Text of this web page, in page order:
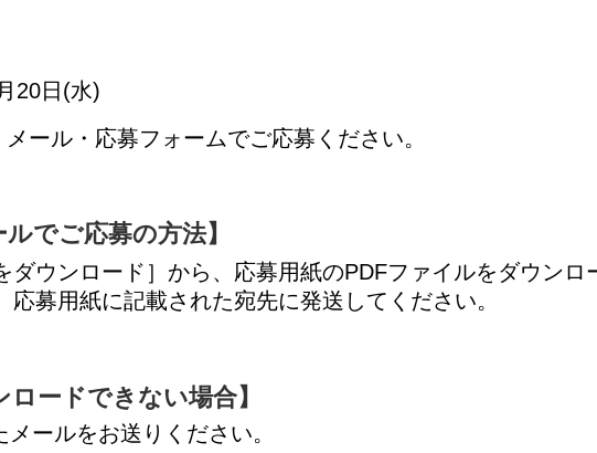
20日(水)
ール・応募フォームでご応募ください。
ルでご応募の方法】
ダウンロード］から、応募用紙のPDFファイルをダウンロ
応募用紙に記載された宛先に発送してください。
ロードできない場合】
ールをお送りください。